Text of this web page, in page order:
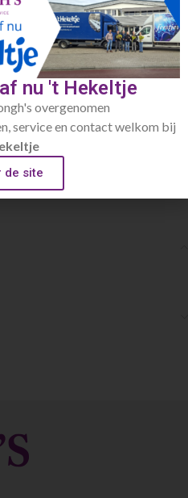
ø
nu 't Hekeltje
overgenomen
service en contact welkom bij
de site